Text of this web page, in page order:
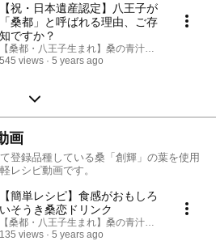
【祝・日本遺産認定】八王子が
「桑都」と呼ばれる理由、ご存
知ですか？
【桑都・八王子生まれ】桑の青汁・桑茶なら創輝
545 views
5 years ago
画
登録品種している桑「創輝」の葉を使用
レシピ動画です。
【簡単レシピ】食感がおもしろ
いそうき桑恋ドリンク
【桑都・八王子生まれ】桑の青汁・桑茶なら創輝
135 views
5 years ago